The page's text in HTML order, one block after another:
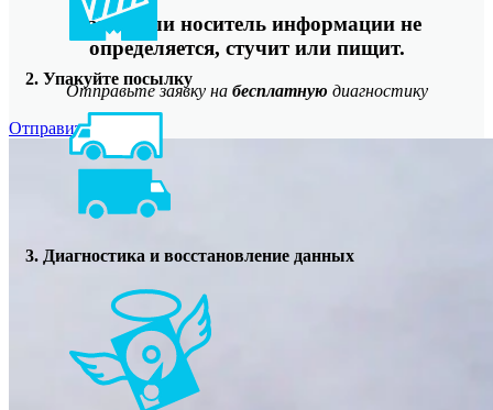
Даже, если носитель информации не
определяется, стучит или пищит.
Отправьте заявку на бесплатную диагностику
Отправить
2. Упакуйте посылку
3. Диагностика и восстановление данных